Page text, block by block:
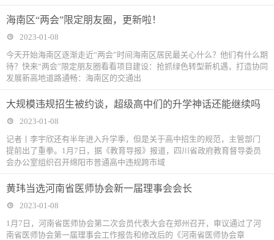
海南区“两会”限定朋友圈，更新啦！
2023-01-08
今天开始海南区逐渐走近“两会”时间海南区居民最关心什么？他们有什么期
待？快来“两会”限定朋友圈看看项目建设：抢抓绿色转型新机遇，打造协同
发展新高地道路通畅：海南区的交通出
大规模违规招生被约谈，超级高中们的升学神话还能继续吗
2023-01-08
记者丨李宇欣还有半年进入升学季，但是关于高中招生的规范，主管部门
提前出了重拳。1月7日，据《教育导报》报道，四川省政府教育督导委员
会办公室组织召开绵阳市普通高中违规跨市域
黄玮当选河南省医师协会新一届理事会会长
2023-01-08
1月7日，河南省医师协会第二次会员代表大会在郑州召开，审议通过了河
南省医师协会第一届理事会工作报告和修改后的《河南省医师协会章